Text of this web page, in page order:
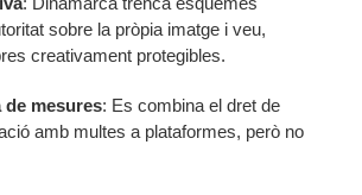
sobre la pròpia imatge i veu,
creativament protegibles.
de mesures: Es combina el dret de
amb multes a plataformes, però no